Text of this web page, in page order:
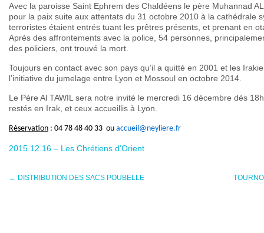
Avec la paroisse Saint Ephrem des Chaldéens le père Muhannad
pour la paix suite aux attentats du 31 octobre 2010 à la cathédrale
terroristes étaient entrés tuant les prêtres présents, et prenant en
Après des affrontements avec la police, 54 personnes,
des policiers, ont trouvé la mort.
Toujours en contact avec son pays qu’il a quitté en 2001 et les
l’initiative du jumelage entre Lyon et Mossoul en octobre 2014.
Le Père Al TAWIL sera notre invité le mercredi 16 décembre dès
restés en Irak, et ceux accueillis à Lyon.
Réservation : 04 78 48 40 33 ou accueil@neyliere.fr
2015.12.16 – Les Chrétiens d’Orient
← DISTRIBUTION DES SACS POUBELLE